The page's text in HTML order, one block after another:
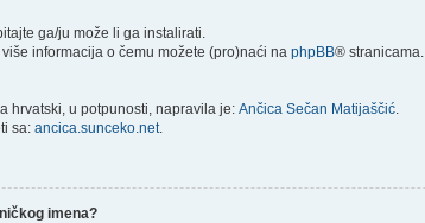
ga/ju može li ga instalirati.
informacija o čemu možete (pro)naći na phpBB® stranicama.
hrvatski, u potpunosti, napravila je: Ančica Sečan Matijaščić.
sa: ancica.sunceko.net.
imena?